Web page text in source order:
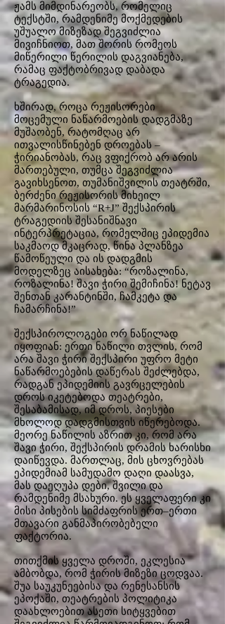
ჟამს მიმდინარეობს, რომელიც
ტექსტში, რამდენიმე მოქმედების
უშუალო მიზეზად შეგვიძლია
მივიჩნიოთ, მათ შორის რომეოს
მიწერილი წერილის დაგვიანება,
რამაც ფაქტობრივად დაბადა
ტრაგედია.
ხშირად, როცა რეჟისორები
მოცემული ნაწარმოების დადგმაზე
მუშაობენ, რატომღაც არ
ითვალისწინებენ დროებას –
ჭირიანობას, რაც ვფიქრობ არ არის
მართებული, თუმცა შეგვიძლია
გავიხსენოთ, თუმანიშვილის თეატრში,
ბერძენი რეჟისორის მიხეილ
მარმარინოსის “R+J” შექსპირის
ტრაგედიის შესანიშნავი
ინტერპრეტაცია, რომელშიც ეპიდემია
საკმაოდ მკაცრად, წინა პლანზეა
წამოწეული და ის დადგმის
მოდელზეც აისახება: “როზალინა,
როზალინა! შავი ჭირი შემიჩინა! ნეტავ
შენთან კარანტინში, ჩამკეტა და
ჩამარჩინა!”
შექსპიროლოგები ორ ნაწილად
იყოფიან: ერთი ნაწილი თვლის, რომ
არა შავი ჭირი შექსპირი უფრო მეტი
ნაწარმოებების დაწერას შეძლებდა,
რადგან ეპიდემიის გავრცელების
დროს იკეტებოდა თეატრები,
შესაბამისად, იმ დროს, პიესები
მხოლოდ დადგმისთვის იწერებოდა.
მეორე ნაწილის აზრით კი, რომ არა
შავი ჭირი, შექსპირის დრამის ხარისხი
დაიწევდა. მართლაც, მის ცხოვრებას
ეპიდემიამ სამუდამო დაღი დაასვა,
მას დაეღუპა დები, შვილი და
რამდენიმე მსახური. ეს ყველაფერი კი
მისი პისების სიმძაფრის ერთ–ერთი
მთავარი განმაპირობებელი
ფაქტორია.
თითქმის ყველა დროში, ეკლესია
ამბობდა, რომ ჭირის მიზეზი ცოდვაა.
შუა საუკუნეებისა და რენესანსის
ეპოქაში, თეატრების პოლიტიკა
დაახლოებით ასეთი სიტყვებით‌